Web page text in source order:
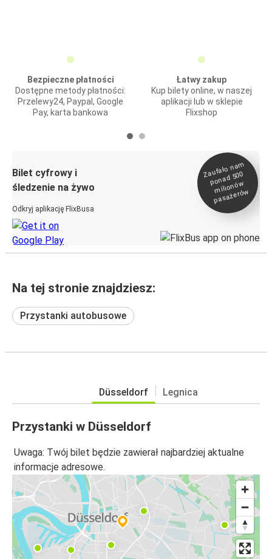
Bezpieczne płatności
Dostępne metody płatności:
Przelewy24, Paypal, Google
Pay, karta bankowa
Łatwy zakup
Kup bilety online, w naszej
aplikacji lub w sklepie
Flixshop
Bilet cyfrowy i
śledzenie na żywo
Odkryj aplikację FlixBusa
Zaufało na
m
ponad 500
milionó
w
pasażeró
w
Na tej stronie znajdziesz:
Przystanki autobusowe
Düsseldorf Legnica
Przystanki w Düsseldorf
Uwaga: Twój bilet będzie zawierał najbardziej aktualne
informacje adresowe.